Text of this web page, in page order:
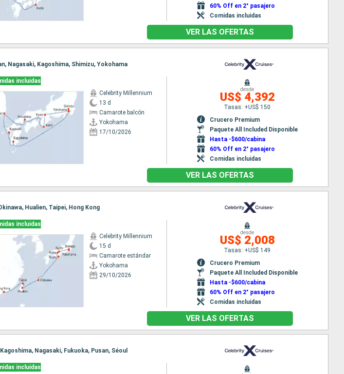
60% Off en 2° pasajero
Comidas incluidas
VER LAS OFERTAS
Nagasaki, Kagoshima, Shimizu, Yokohama
incluidas
Celebrity Millennium
13 d
Camarote balcón
Yokohama
17/10/2026
desde
US$ 4,392
Tasas: +US$ 150
Crucero Premium
Paquete All Included Disponible
Hasta -$600/cabina
60% Off en 2° pasajero
Comidas incluidas
VER LAS OFERTAS
Hualien, Taipei, Hong Kong
incluidas
Celebrity Millennium
15 d
Camarote estándar
Yokohama
29/10/2026
desde
US$ 2,008
Tasas: +US$ 149
Crucero Premium
Paquete All Included Disponible
Hasta -$600/cabina
60% Off en 2° pasajero
Comidas incluidas
VER LAS OFERTAS
Nagasaki, Fukuoka, Pusan, Séoul
incluidas